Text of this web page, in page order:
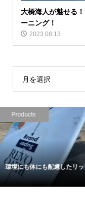
大橋海人が魅せる
ーニング！
2023.08.13
月を選択
Products
待望のモデル２！さらに進